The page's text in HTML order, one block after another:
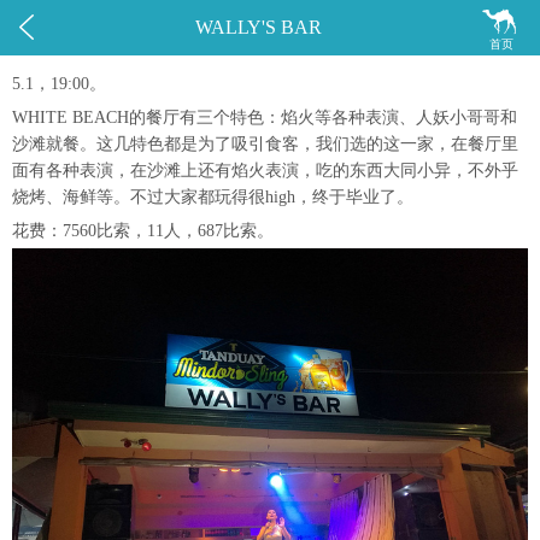
 
首页
WALLY'S BAR
5.1，19:00。
WHITE BEACH的餐厅有三个特色：焰火等各种表演、人妖小哥哥和
沙滩就餐。这几特色都是为了吸引食客，我们选的这一家，在餐厅里
面有各种表演，在沙滩上还有焰火表演，吃的东西大同小异，不外乎
烧烤、海鲜等。不过大家都玩得很high，终于毕业了。
花费：7560比索，11人，687比索。